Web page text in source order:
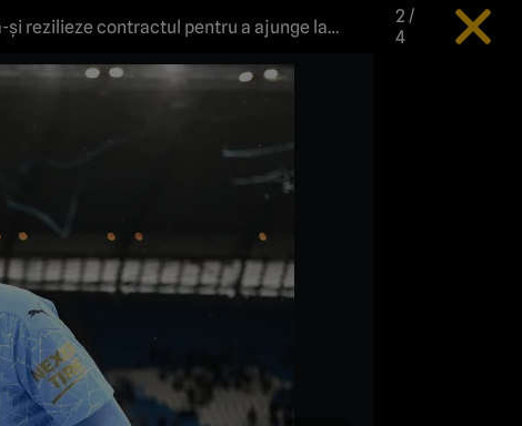
și rezilieze contractul pentru a ajunge la
2 /
4